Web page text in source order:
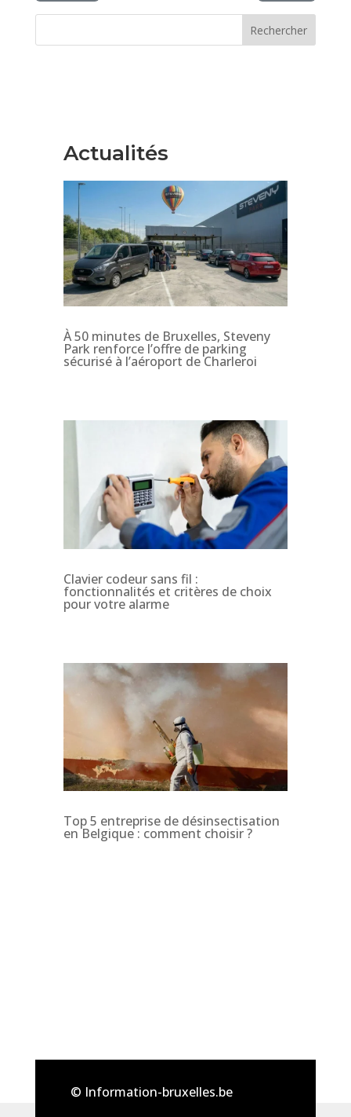
Rechercher
Actualités
À 50 minutes de Bruxelles, Steveny
Park renforce l’offre de parking
sécurisé à l’aéroport de Charleroi
Clavier codeur sans fil :
fonctionnalités et critères de choix
pour votre alarme
Top 5 entreprise de désinsectisation
en Belgique : comment choisir ?
© Information-bruxelles.be